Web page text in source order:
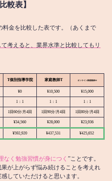
較表】
料金を比較した表です。（あくまで
考えると、業界水準と比較してもリ
T個別指導学院 家庭教師T オンライン家庭教師M
¥0 ¥10,500 ¥15,000
1：1 1：1 1：1
1回60分/月4回 1回90分/月4回 1回80分/月4回
¥34,560 ¥28,000 ¥23,936
¥592,920 ¥437,531 ¥425,652
なく勉強習慣が身につく ”ことです。
が上がらず悩み続けることを考えれ
していただけると思います。